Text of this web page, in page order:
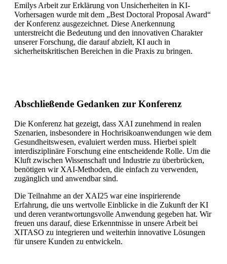
Emilys Arbeit zur Erklärung von Unsicherheiten in KI-
Vorhersagen wurde mit dem „Best Doctoral Proposal Award“
der Konferenz ausgezeichnet. Diese Anerkennung
unterstreicht die Bedeutung und den innovativen Charakter
unserer Forschung, die darauf abzielt, KI auch in
sicherheitskritischen Bereichen in die Praxis zu bringen.
Abschließende Gedanken zur Konferenz
Die Konferenz hat gezeigt, dass XAI zunehmend in realen
Szenarien, insbesondere in Hochrisikoanwendungen wie dem
Gesundheitswesen, evaluiert werden muss. Hierbei spielt
interdisziplinäre Forschung eine entscheidende Rolle. Um die
Kluft zwischen Wissenschaft und Industrie zu überbrücken,
benötigen wir XAI-Methoden, die einfach zu verwenden,
zugänglich und anwendbar sind.
Die Teilnahme an der XAI25 war eine inspirierende
Erfahrung, die uns wertvolle Einblicke in die Zukunft der KI
und deren verantwortungsvolle Anwendung gegeben hat. Wir
freuen uns darauf, diese Erkenntnisse in unsere Arbeit bei
XITASO zu integrieren und weiterhin innovative Lösungen
für unsere Kunden zu entwickeln.